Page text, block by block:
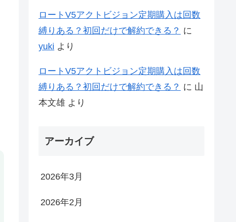
ロートV5アクトビジョン定期購入は回数
縛りある？初回だけで解約できる？ に
yuki より
ロートV5アクトビジョン定期購入は回数
縛りある？初回だけで解約できる？ に 山
本文雄 より
アーカイブ
2026年3月
2026年2月